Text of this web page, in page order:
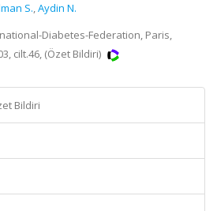
S.,Aydin N.
Diabetes-Federation, Paris,
cilt.46, (Özet Bildiri)
Bildiri